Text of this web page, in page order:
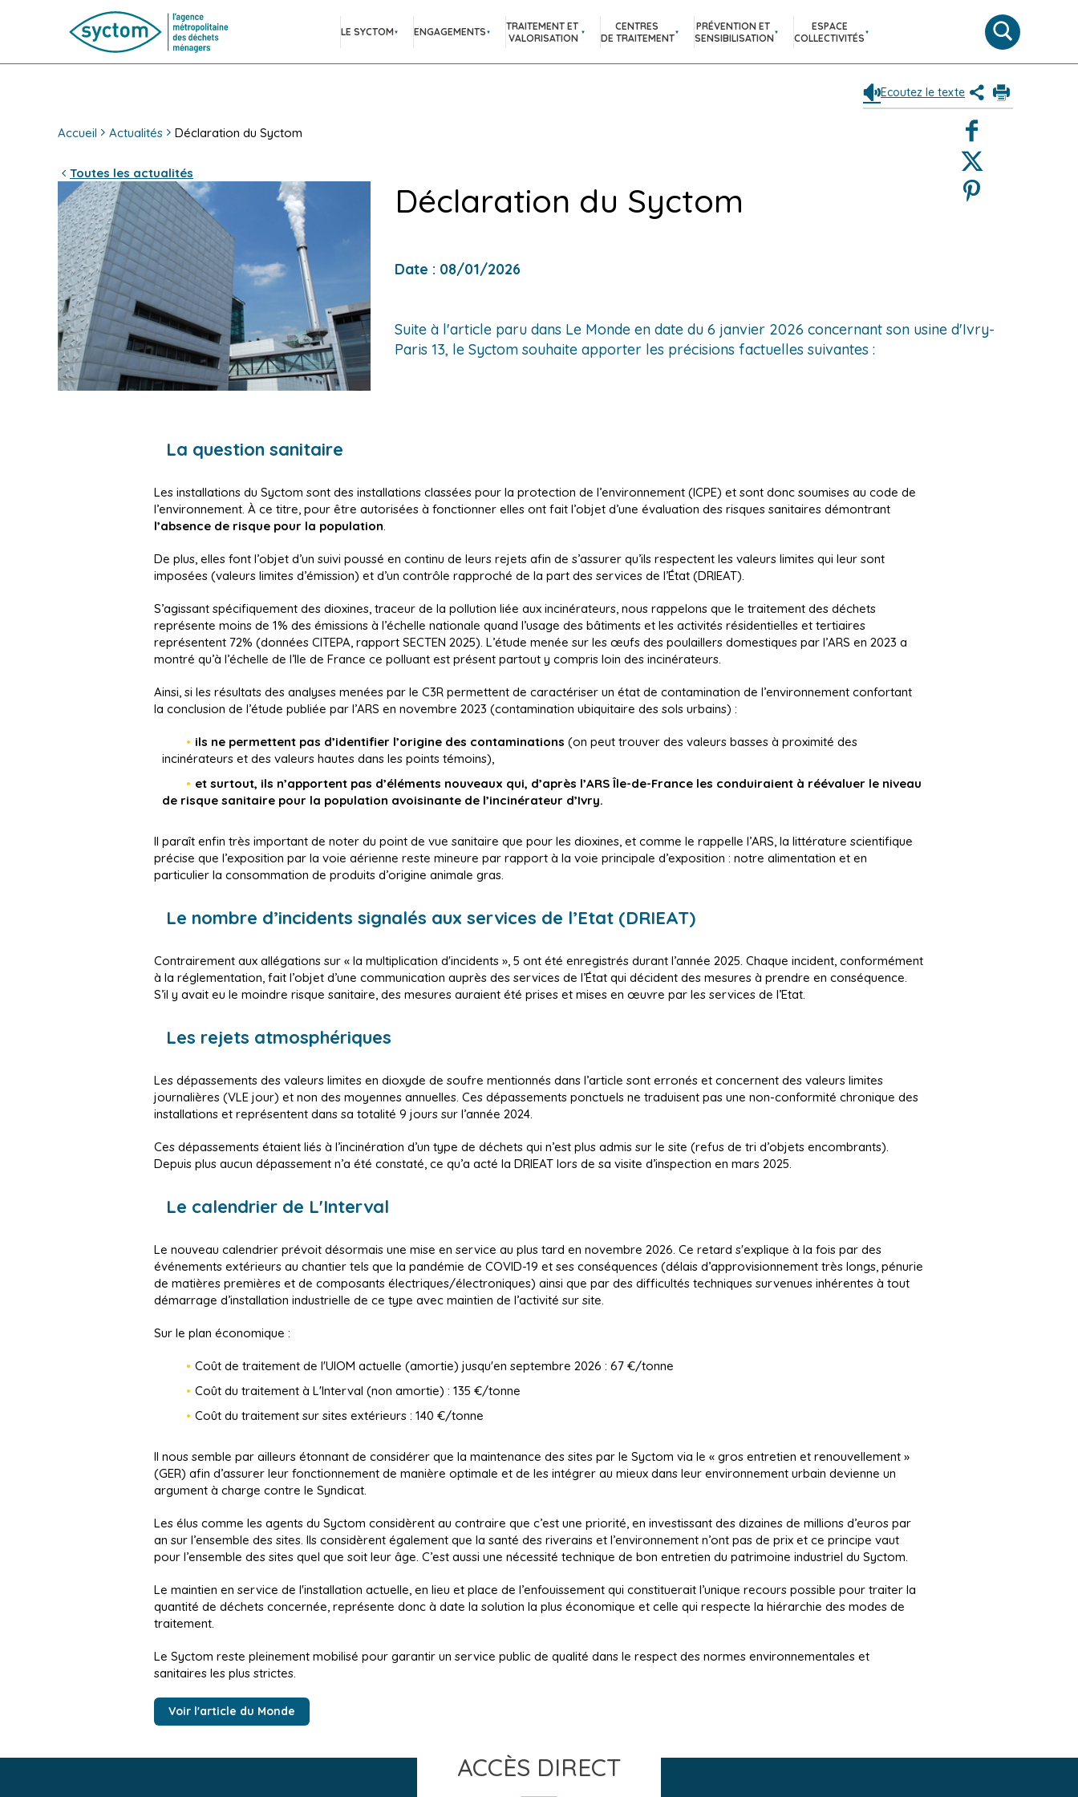
LE SYCTOM ENGAGEMENTS
TRAITEMENT ET
VALORISATION
CENTRES
DE TRAITEMENT
PRÉVENTION ET
SENSIBILISATION
ESPACE
COLLECTIVITÉS
Moteur
de
recherche
Ecoutez le texte
Partagez
Facebook
Twitter
Pinterest
Imprimer
le
Accueil Actualités Déclaration du Syctom
Toutes les actualités
Déclaration du Syctom
Date : 08/01/2026
Suite
à
du
6
concernant
son
usine
d'Ivry-
Paris
13,...
Suite à l'article paru dans Le Monde en date du 6 janvier 2026 concernant son usine d'Ivry-
Paris 13, le Syctom souhaite apporter les précisions factuelles suivantes :
La question sanitaire
Les installations du Syctom sont des installations classées pour la protection de l’environnement (ICPE) et sont donc soumises au code de
l’environnement. À ce titre, pour être autorisées à fonctionner elles ont fait l’objet d’une évaluation des risques sanitaires démontrant
l’absence de risque pour la population.
De plus, elles font l’objet d’un suivi poussé en continu de leurs rejets afin de s’assurer qu’ils respectent les valeurs limites qui leur sont
imposées (valeurs limites d’émission) et d’un contrôle rapproché de la part des services de l’État (DRIEAT).
S’agissant spécifiquement des dioxines, traceur de la pollution liée aux incinérateurs, nous rappelons que le traitement des déchets
représente moins de 1% des émissions à l’échelle nationale quand l’usage des bâtiments et les activités résidentielles et tertiaires
représentent 72% (données CITEPA, rapport SECTEN 2025). L’étude menée sur les œufs des poulaillers domestiques par l’ARS en 2023 a
montré qu’à l’échelle de l’Ile de France ce polluant est présent partout y compris loin des incinérateurs.
Ainsi, si les résultats des analyses menées par le C3R permettent de caractériser un état de contamination de l’environnement confortant
la conclusion de l’étude publiée par l’ARS en novembre 2023 (contamination ubiquitaire des sols urbains) :
ils ne permettent pas d’identifier l’origine des contaminations (on peut trouver des valeurs basses à proximité des
incinérateurs et des valeurs hautes dans les points témoins),
et surtout, ils n’apportent pas d’éléments nouveaux qui, d’après l’ARS Île-de-France les conduiraient à réévaluer le niveau
de risque sanitaire pour la population avoisinante de l’incinérateur d’Ivry.
Il paraît enfin très important de noter du point de vue sanitaire que pour les dioxines, et comme le rappelle l’ARS, la littérature scientifique
précise que l’exposition par la voie aérienne reste mineure par rapport à la voie principale d’exposition : notre alimentation et en
particulier la consommation de produits d’origine animale gras.
Le nombre d’incidents signalés aux services de l’Etat (DRIEAT)
Contrairement aux allégations sur « la multiplication d'incidents », 5 ont été enregistrés durant l’année 2025. Chaque incident, conformément
à la réglementation, fait l’objet d’une communication auprès des services de l’État qui décident des mesures à prendre en conséquence.
S’il y avait eu le moindre risque sanitaire, des mesures auraient été prises et mises en œuvre par les services de l’Etat.
Les rejets atmosphériques
Les dépassements des valeurs limites en dioxyde de soufre mentionnés dans l’article sont erronés et concernent des valeurs limites
journalières (VLE jour) et non des moyennes annuelles. Ces dépassements ponctuels ne traduisent pas une non-conformité chronique des
installations et représentent dans sa totalité 9 jours sur l’année 2024.
Ces dépassements étaient liés à l’incinération d’un type de déchets qui n’est plus admis sur le site (refus de tri d’objets encombrants).
Depuis plus aucun dépassement n’a été constaté, ce qu’a acté la DRIEAT lors de sa visite d’inspection en mars 2025.
Le calendrier de L'Interval
Le nouveau calendrier prévoit désormais une mise en service au plus tard en novembre 2026. Ce retard s'explique à la fois par des
événements extérieurs au chantier tels que la pandémie de COVID-19 et ses conséquences (délais d’approvisionnement très longs, pénurie
de matières premières et de composants électriques/électroniques) ainsi que par des difficultés techniques survenues inhérentes à tout
démarrage d’installation industrielle de ce type avec maintien de l’activité sur site.
Sur le plan économique :
Coût de traitement de l'UIOM actuelle (amortie) jusqu'en septembre 2026 : 67 €/tonne
Coût du traitement à L'Interval (non amortie) : 135 €/tonne
Coût du traitement sur sites extérieurs : 140 €/tonne
Il nous semble par ailleurs étonnant de considérer que la maintenance des sites par le Syctom via le « gros entretien et renouvellement »
(GER) afin d’assurer leur fonctionnement de manière optimale et de les intégrer au mieux dans leur environnement urbain devienne un
argument à charge contre le Syndicat.
Les élus comme les agents du Syctom considèrent au contraire que c’est une priorité, en investissant des dizaines de millions d’euros par
an sur l’ensemble des sites. Ils considèrent également que la santé des riverains et l’environnement n’ont pas de prix et ce principe vaut
pour l’ensemble des sites quel que soit leur âge. C’est aussi une nécessité technique de bon entretien du patrimoine industriel du Syctom.
Le maintien en service de l'installation actuelle, en lieu et place de l’enfouissement qui constituerait l’unique recours possible pour traiter la
quantité de déchets concernée, représente donc à date la solution la plus économique et celle qui respecte la hiérarchie des modes de
traitement.
Le Syctom reste pleinement mobilisé pour garantir un service public de qualité dans le respect des normes environnementales et
sanitaires les plus strictes.
Voir l'article du Monde
ACCÈS DIRECT